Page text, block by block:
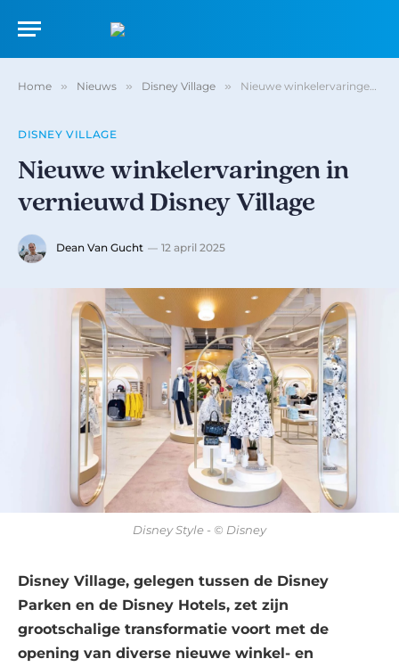
Home » Nieuws » Disney Village » Nieuwe winkelervaringen in vernieuwd Disney Village
DISNEY VILLAGE
Nieuwe winkelervaringen in
vernieuwd Disney Village
Dean Van Gucht 12 april 2025
Disney Style - © Disney
Disney Village, gelegen tussen de Disney
Parken en de Disney Hotels, zet zijn
grootschalige transformatie voort met de
opening van diverse nieuwe winkel- en